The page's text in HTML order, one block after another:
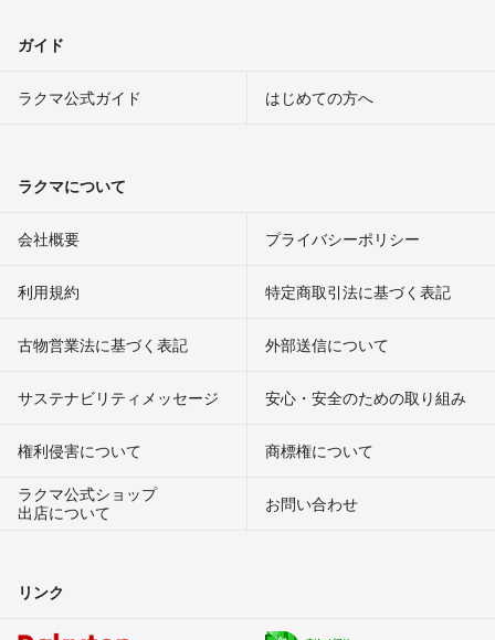
ガイド
ラクマ公式ガイド はじめての方へ
ラクマについて
会社概要 プライバシーポリシー
利用規約 特定商取引法に基づく表記
古物営業法に基づく表記 外部送信について
サステナビリティメッセージ 安心・安全のための取り組み
権利侵害について
商標権について
ラクマ公式ショップ
出店について
お問い合わせ
リンク